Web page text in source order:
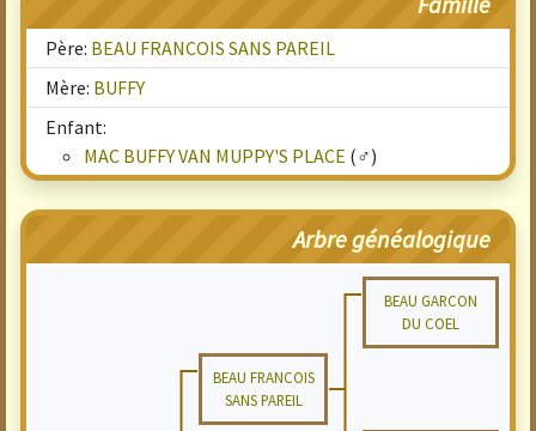
Père: BEAU FRANCOIS SANS PAREIL
Mère: BUFFY
Enfant:
MAC BUFFY VAN MUPPY'S PLACE (♂)
Arbre généalogique
BEAU GARCON
DU COEL
BEAU FRANCOIS
SANS PAREIL